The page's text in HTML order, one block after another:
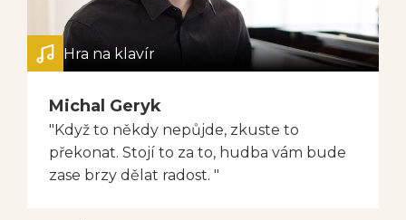
Hra na klavír
Michal Geryk
"Když to někdy nepůjde, zkuste to
překonat. Stojí to za to, hudba vám bude
zase brzy dělat radost. "